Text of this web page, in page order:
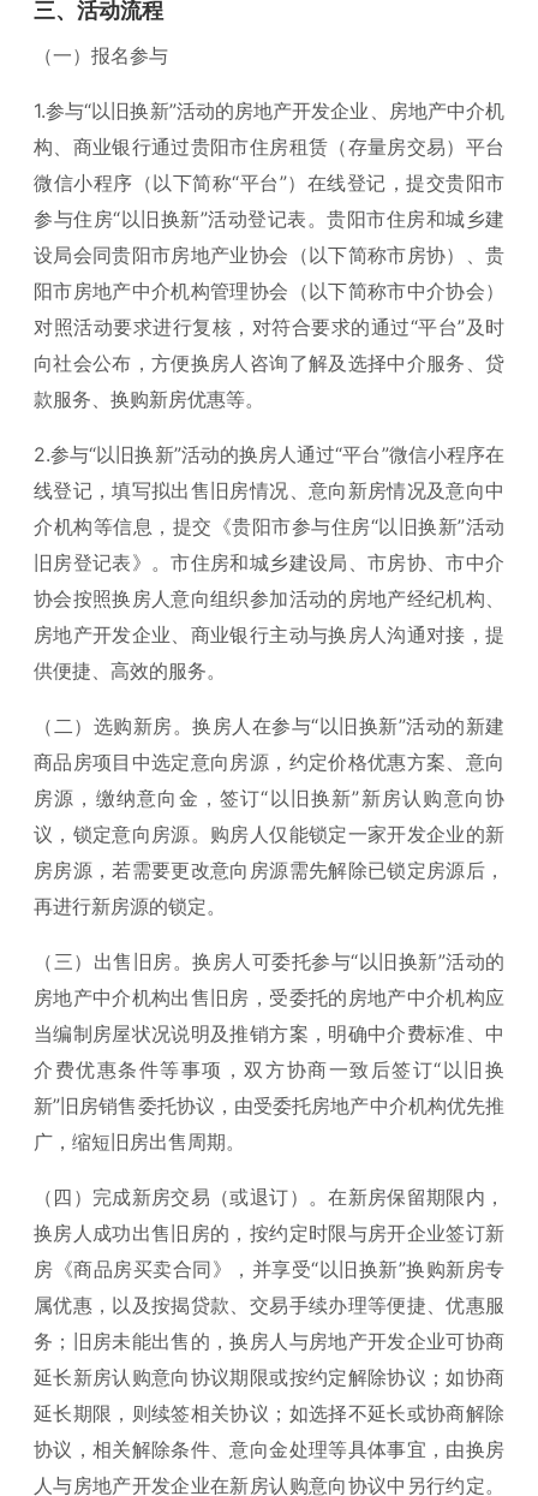
三、活动流程
（一）报名参与
1.参与“以旧换新”活动的房地产开发企业、房地产中介机
构、商业银行通过贵阳市住房租赁（存量房交易）平台
微信小程序（以下简称“平台”）在线登记，提交贵阳市
参与住房“以旧换新”活动登记表。贵阳市住房和城乡建
设局会同贵阳市房地产业协会（以下简称市房协）、贵
阳市房地产中介机构管理协会（以下简称市中介协会）
对照活动要求进行复核，对符合要求的通过“平台”及时
向社会公布，方便换房人咨询了解及选择中介服务、贷
款服务、换购新房优惠等。
2.参与“以旧换新”活动的换房人通过“平台”微信小程序在
线登记，填写拟出售旧房情况、意向新房情况及意向中
介机构等信息，提交《贵阳市参与住房“以旧换新”活动
旧房登记表》。市住房和城乡建设局、市房协、市中介
协会按照换房人意向组织参加活动的房地产经纪机构、
房地产开发企业、商业银行主动与换房人沟通对接，提
供便捷、高效的服务。
（二）选购新房。换房人在参与“以旧换新”活动的新建
商品房项目中选定意向房源，约定价格优惠方案、意向
房源，缴纳意向金，签订“以旧换新”新房认购意向协
议，锁定意向房源。购房人仅能锁定一家开发企业的新
房房源，若需要更改意向房源需先解除已锁定房源后，
再进行新房源的锁定。
（三）出售旧房。换房人可委托参与“以旧换新”活动的
房地产中介机构出售旧房，受委托的房地产中介机构应
当编制房屋状况说明及推销方案，明确中介费标准、中
介费优惠条件等事项，双方协商一致后签订“以旧换
新”旧房销售委托协议，由受委托房地产中介机构优先推
广，缩短旧房出售周期。
（四）完成新房交易（或退订）。在新房保留期限内，
换房人成功出售旧房的，按约定时限与房开企业签订新
房《商品房买卖合同》，并享受“以旧换新”换购新房专
属优惠，以及按揭贷款、交易手续办理等便捷、优惠服
务；旧房未能出售的，换房人与房地产开发企业可协商
延长新房认购意向协议期限或按约定解除协议；如协商
延长期限，则续签相关协议；如选择不延长或协商解除
协议，相关解除条件、意向金处理等具体事宜，由换房
人与房地产开发企业在新房认购意向协议中另行约定。